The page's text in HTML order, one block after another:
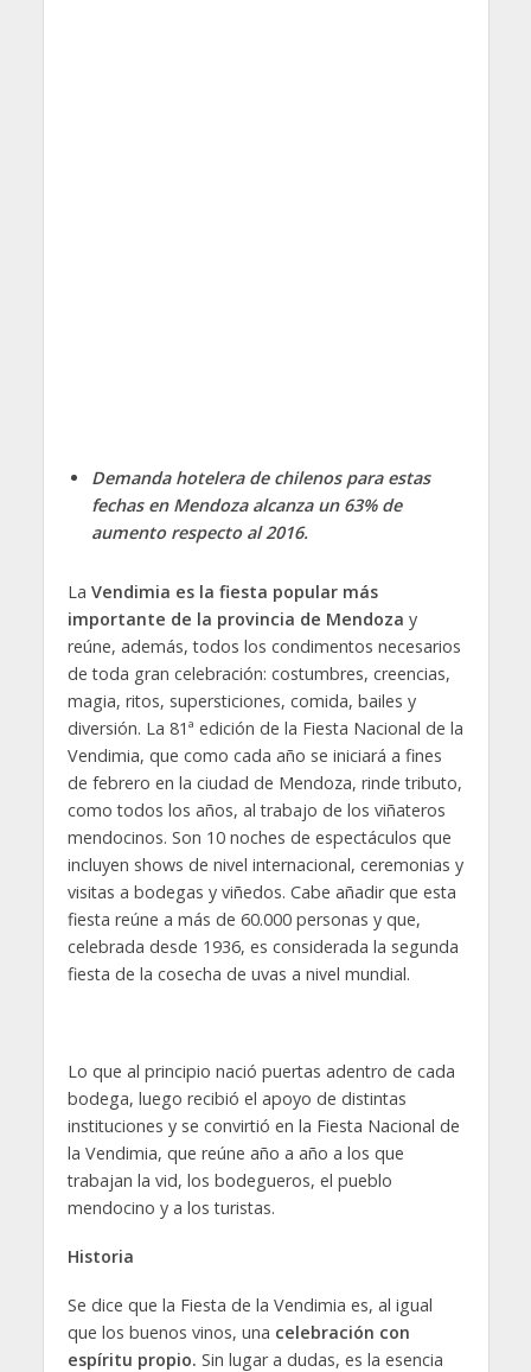
Demanda hotelera de chilenos para estas
fechas en Mendoza alcanza un 63% de
aumento respecto al 2016.
La Vendimia es la fiesta popular más
importante de la provincia de Mendoza y
reúne, además, todos los condimentos necesarios
de toda gran celebración: costumbres, creencias,
magia, ritos, supersticiones, comida, bailes y
diversión. La 81ª edición de la Fiesta Nacional de la
Vendimia, que como cada año se iniciará a fines
de febrero en la ciudad de Mendoza, rinde tributo,
como todos los años, al trabajo de los viñateros
mendocinos. Son 10 noches de espectáculos que
incluyen shows de nivel internacional, ceremonias y
visitas a bodegas y viñedos. Cabe añadir que esta
fiesta reúne a más de 60.000 personas y que,
celebrada desde 1936, es considerada la segunda
fiesta de la cosecha de uvas a nivel mundial.
Lo que al principio nació puertas adentro de cada
bodega, luego recibió el apoyo de distintas
instituciones y se convirtió en la Fiesta Nacional de
la Vendimia, que reúne año a año a los que
trabajan la vid, los bodegueros, el pueblo
mendocino y a los turistas.
Historia
Se dice que la Fiesta de la Vendimia es, al igual
que los buenos vinos, una celebración con
espíritu propio. Sin lugar a dudas, es la esencia